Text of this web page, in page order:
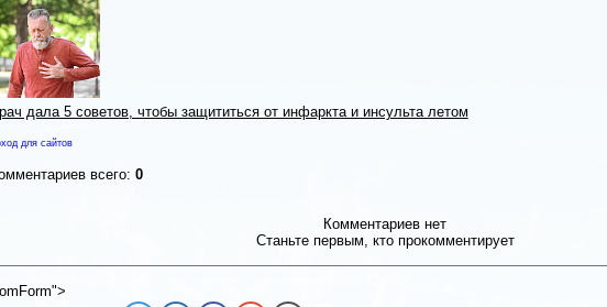
дала 5 советов, чтобы защититься от инфаркта и инсульта летом
для сайтов
всего: 0
Комментариев нет
Станьте первым, кто прокомментирует